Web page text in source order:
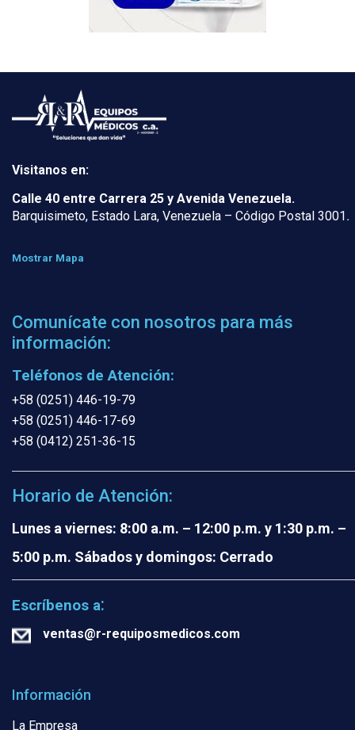
Visitanos en:
Calle 40 entre Carrera 25 y Avenida Venezuela.
Barquisimeto, Estado Lara, Venezuela – Código Postal 3001.
Mostrar Mapa
Comunícate con nosotros para más
información:
Teléfonos de Atención:
+58 (0251) 446-19-79
+58 (0251) 446-17-69
+58 (0412) 251-36-15
Horario de Atención:
Lunes a viernes: 8:00 a.m. – 12:00 p.m. y 1:30 p.m. –
5:00 p.m. Sábados y domingos: Cerrado
Escríbenos a:
ventas@r-requiposmedicos.com
Información
La Empresa